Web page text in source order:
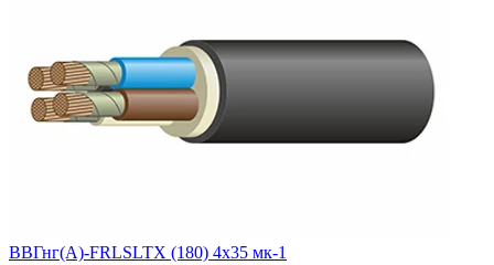
ВВГнг(А)-FRLSLTX (180) 4х35 мк-1